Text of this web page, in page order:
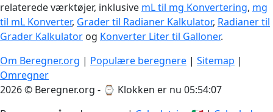
relaterede værktøjer, inklusive mL til mg Konvertering, mg
til mL Konverter, Grader til Radianer Kalkulator, Radianer til
Grader Kalkulator og Konverter Liter til Galloner.
Om Beregner.org | Populære beregnere | Sitemap |
Omregner
2026 © Beregner.org - ⌚ Klokken er nu 05:54:08